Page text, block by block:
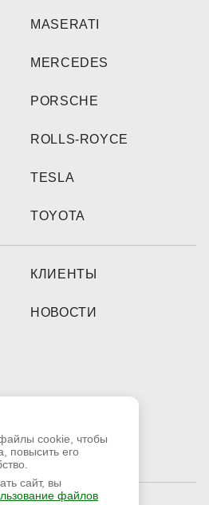
MASERATI
MERCEDES
PORSCHE
ROLLS-ROYCE
TESLA
TOYOTA
КЛИЕНТЫ
НОВОСТИ
cookie, чтобы
повысить его
сайт, вы
файлов